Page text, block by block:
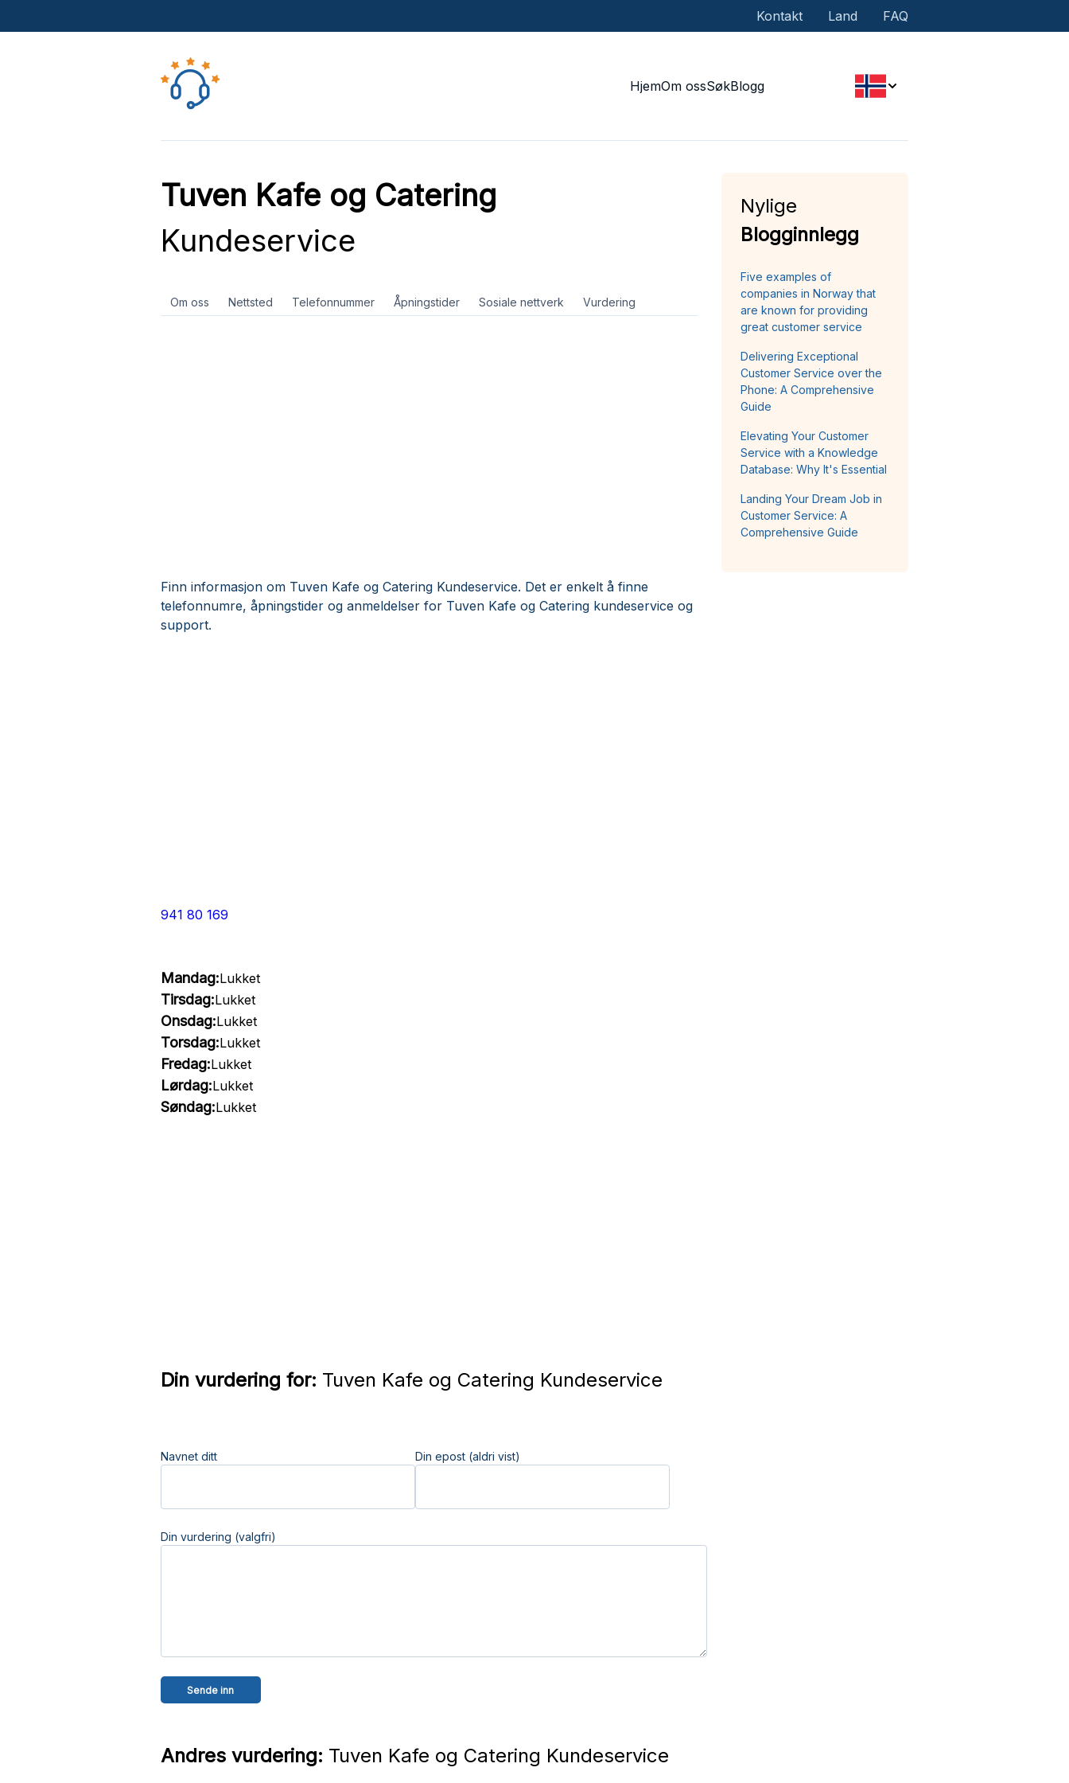
Kontakt Land FAQ
HjemOm ossSøkBlogg
Tuven Kafe og Catering
Kundeservice
Om oss Nettsted Telefonnummer Åpningstider Sosiale nettverk Vurdering
Finn informasjon om Tuven Kafe og Catering Kundeservice. Det er enkelt å finne
telefonnumre, åpningstider og anmeldelser for Tuven Kafe og Catering kundeservice og
support.
941 80 169
Mandag:Lukket
Tirsdag:Lukket
Onsdag:Lukket
Torsdag:Lukket
Fredag:Lukket
Lørdag:Lukket
Søndag:Lukket
Din vurdering for: Tuven Kafe og Catering Kundeservice
Navnet ditt Din epost (aldri vist)
Din vurdering (valgfri)
Andres vurdering: Tuven Kafe og Catering Kundeservice
Nylige
Blogginnlegg
Five examples of
companies in Norway that
are known for providing
great customer service
Delivering Exceptional
Customer Service over the
Phone: A Comprehensive
Guide
Elevating Your Customer
Service with a Knowledge
Database: Why It's Essential
Landing Your Dream Job in
Customer Service: A
Comprehensive Guide